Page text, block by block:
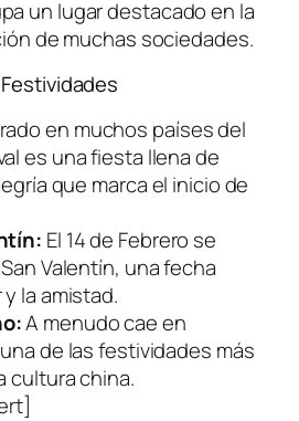
un lugar destacado en la
de muchas sociedades.
en muchos países del
es una fiesta llena de
que marca el inicio de
El 14 de Febrero se
Valentín, una fecha
la amistad.
A menudo cae en
de las festividades más
cultura china.